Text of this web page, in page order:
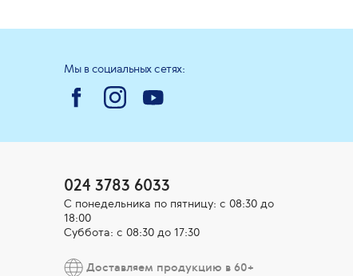
Мы в социальных сетях:
024 3783 6033
С понедельника по пятницу: с 08:30 до
18:00
Суббота: с 08:30 до 17:30
Доставляем продукцию в 60+